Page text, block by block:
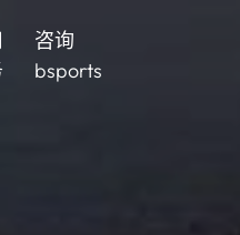
咨询
bsports